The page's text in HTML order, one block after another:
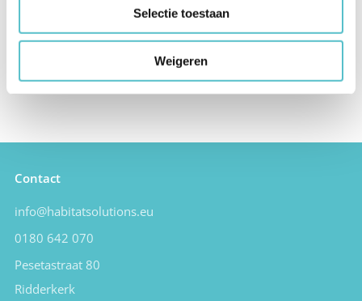
Selectie toestaan
Weigeren
Contact
info@habitatsolutions.eu
0180 642 070
Pesetastraat 80
Ridderkerk